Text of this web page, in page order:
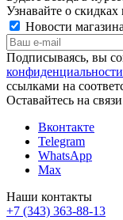
Узнавайте о
Новости магазина
Подписываясь, вы
конфиденциальности
ссылками на
Оставайтесь на связи
Вконтакте
Telegram
WhatsApp
Max
Наши контакты
+7 (343) 363-88-13